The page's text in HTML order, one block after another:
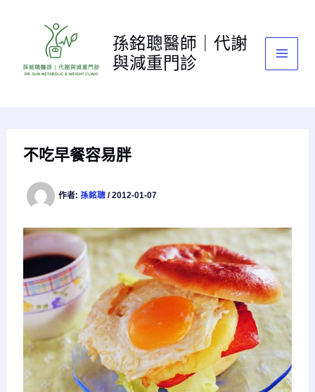
孫銘聰醫師｜代謝
與減重門診
不吃早餐容易胖
作者: 孫銘聰 /2012-01-07